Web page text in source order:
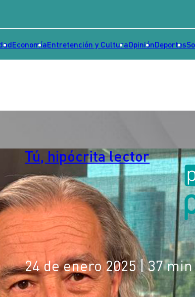
EconomíaEntretención y CulturaOpiniónDeportes
Tú, hipócrita lector
24 de enero 2025| 37 min